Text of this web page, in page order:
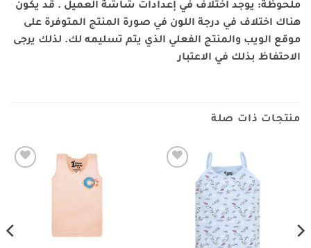
ملحوظة: يوجد اختلاف في إعدادات شاشة العميل . قد يكون
هناك اختلاف في درجة اللون في صورة المنتج المتوفرة على
موقع الويب والمنتج الفعلي الذي يتم تسليمه لك. لذلك يرجى
الاحتفاظ بذلك في الاعتبار
منتجات ذات صلة